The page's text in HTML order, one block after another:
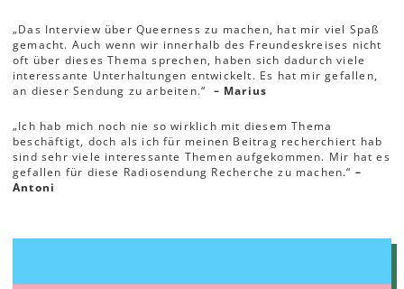
„Das Interview über Queerness zu machen, hat mir viel Spaß
gemacht. Auch wenn wir innerhalb des Freundeskreises nicht
oft über dieses Thema sprechen, haben sich dadurch viele
interessante Unterhaltungen entwickelt. Es hat mir gefallen,
an dieser Sendung zu arbeiten.“ – Marius
„Ich hab mich noch nie so wirklich mit diesem Thema
beschäftigt, doch als ich für meinen Beitrag recherchiert hab
sind sehr viele interessante Themen aufgekommen. Mir hat es
gefallen für diese Radiosendung Recherche zu machen.“ –
Antoni